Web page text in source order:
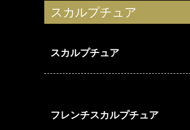
スカルプチュア
スカルプチュア
フレンチスカルプチュア